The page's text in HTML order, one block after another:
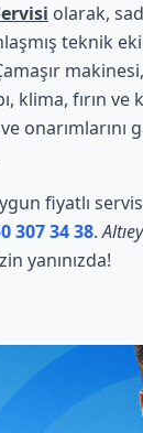
olarak,
teknik
klima, fırın ve
onarımlarını
fiyatlı
307 34 38.
yanınızda!